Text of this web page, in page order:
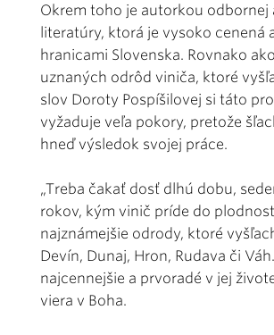
Okrem toho je autorkou odbornej
literatúry, ktorá je vysoko cenená
hranicami Slovenska. Rovnako
uznaných odrôd viniča, ktoré
slov Doroty Pospíšilovej si táto
vyžaduje veľa pokory, pretože
hneď výsledok svojej práce.
„Treba čakať dosť dlhú dobu,
rokov, kým vinič príde do
najznámejšie odrody, ktoré
Devín, Dunaj, Hron, Rudava či
najcennejšie a prvoradé v jej
viera v Boha.